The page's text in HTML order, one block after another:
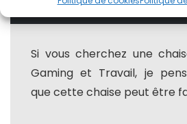
Si vous cherchez une
Gaming et Travail, je
que cette chaise peut être